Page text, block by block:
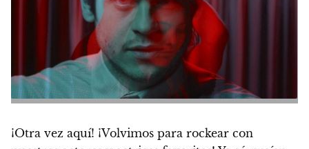
¡Otra vez aquí! ¡Volvimos para rockear con